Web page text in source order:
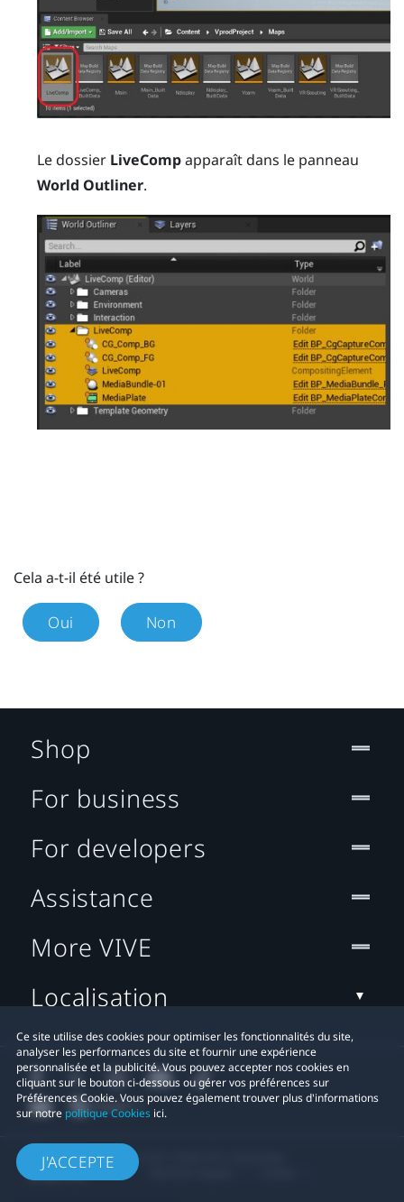
Le dossier LiveCompapparaît dans le panneau
World Outliner.
Cela a-t-il été utile ?
Oui Non
Ce site utilise des cookies pour optimiser les fonctionnalités du site,
analyser les performances du site et fournir une expérience
personnalisée et la publicité. Vous pouvez accepter nos cookies en
cliquant sur le bouton ci-dessous ou gérer vos préférences sur
Préférences Cookie. Vous pouvez également trouver plus d'informations
sur notre politique Cookies ici.
J'ACCEPTE
Shop
For business
For developers
Assistance
More VIVE
Localisation
© 2011-2026 HTC Corporation